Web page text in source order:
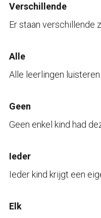
Verschillende
Er staan verschillende
Alle
Alle leerlingen luisteren
Geen
Geen enkel kind had
Ieder
Ieder kind krijgt een
Elk